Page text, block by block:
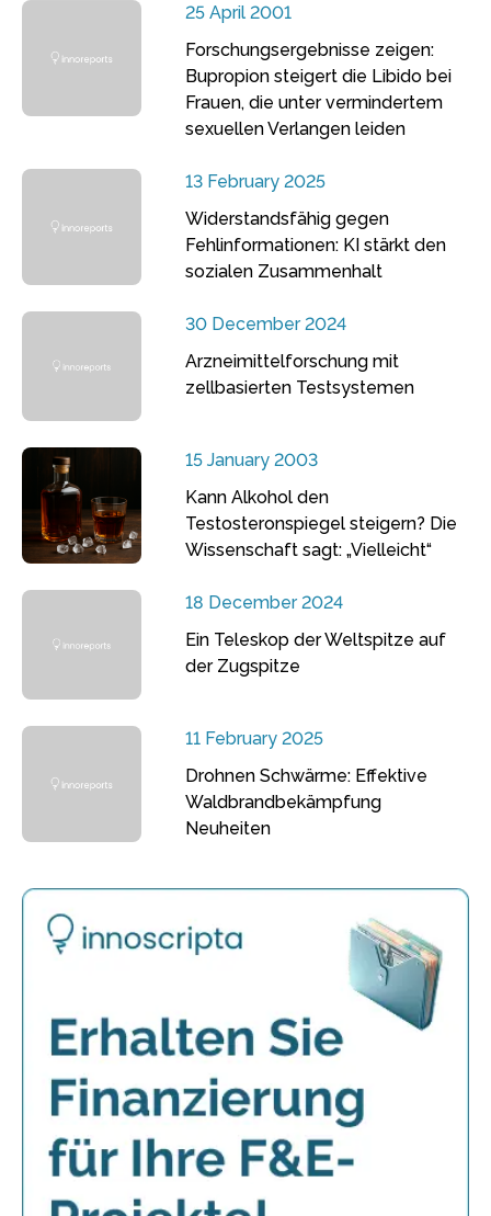
25 April 2001
Forschungsergebnisse zeigen:
Bupropion steigert die Libido bei
Frauen, die unter vermindertem
sexuellen Verlangen leiden
13 February 2025
Widerstandsfähig gegen
Fehlinformationen: KI stärkt den
sozialen Zusammenhalt
30 December 2024
Arzneimittelforschung mit
zellbasierten Testsystemen
15 January 2003
Kann Alkohol den
Testosteronspiegel steigern? Die
Wissenschaft sagt: „Vielleicht“
18 December 2024
Ein Teleskop der Weltspitze auf
der Zugspitze
11 February 2025
Drohnen Schwärme: Effektive
Waldbrandbekämpfung
Neuheiten